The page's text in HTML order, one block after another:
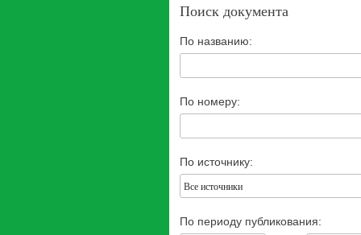
Поиск документа
По названию:
По номеру:
По источнику:
Все источники
По периоду публикования: